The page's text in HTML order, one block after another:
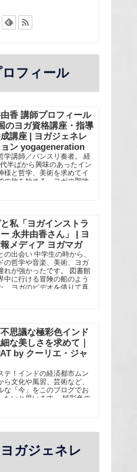
フィール
香 講師プロフィール
のヨガ資格講座・指導
講座 | ヨガジェネレ
ン yogageneration
学講師／バンスリ奏者。 経
半ばから興味のあったイン
様と哲学、美術を求めてイ
の旅を始める。ヨガの聖地
シにあるシバナンダ・アシ
シのTattvaa Yogashalaにて
ガアライアンス5...
私「ヨガインストラ
永井由香さん」 | ヨ
メディア ヨガマガ
の出会い 中学生の時から、
の哲学や音楽、美術、ヨガ
れが強かったです。 図書館
中に行ける冒険の船のよう
。ヨガのビデオを借りて真
思議な極彩色インド
な美しさを求めて｜
by クーリエ・ジャ
テ！インドの経済都市ムン
ら文化や風習、芸術など、
な「今」をこのブログでお
たいと思います。 極彩色の
ガジェネレ